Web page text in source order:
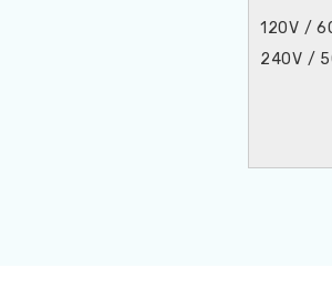
120V /
240V /